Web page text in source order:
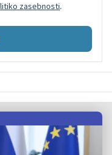
zasebnosti.